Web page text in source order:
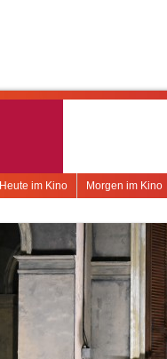
Morgen im Kino
Heute im Kino